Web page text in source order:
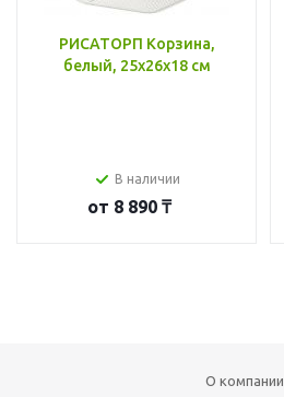
РИСАТОРП Корзина,
белый, 25x26x18 см
В наличии
от 8 890 ₸
О компании